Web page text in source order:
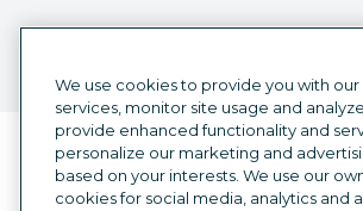
Selector de idioma
Spanish
2026 Hootsuite Inc. Todos los
We use cookies to provide you with
services, monitor site usage and
provide enhanced functionality and
personalize our marketing and
based on your interests. We use our
cookies for social media, analytics and